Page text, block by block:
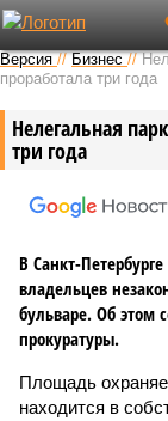
Версия //Бизнес //
проработала три года
Нелегальная
три года
В Санкт-
владельцев
бульваре. Об этом
прокуратуры.
Площадь
находится в